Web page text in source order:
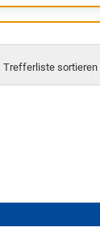
Trefferliste sortieren